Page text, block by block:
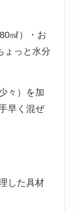
㎖）・お
ょっと水分
々）を加
早く混ぜ
した具材